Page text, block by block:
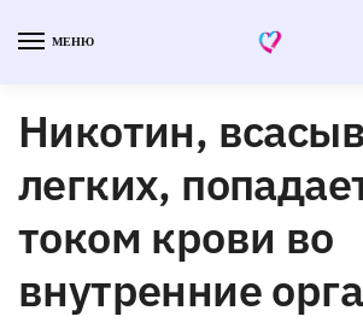
МЕНЮ
Никотин,
легких,
током крови во
внутренние